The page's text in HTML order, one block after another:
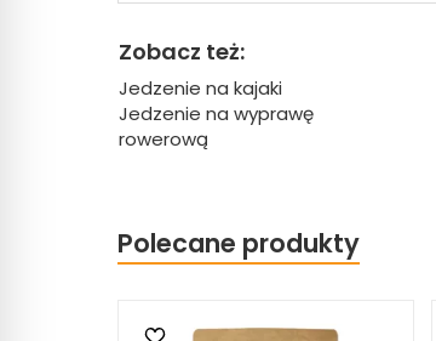
Zobacz też:
Jedzenie na kajaki
Jedzenie na wyprawę
rowerową
Polecane produkty